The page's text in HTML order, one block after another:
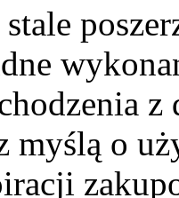
z
myślą o